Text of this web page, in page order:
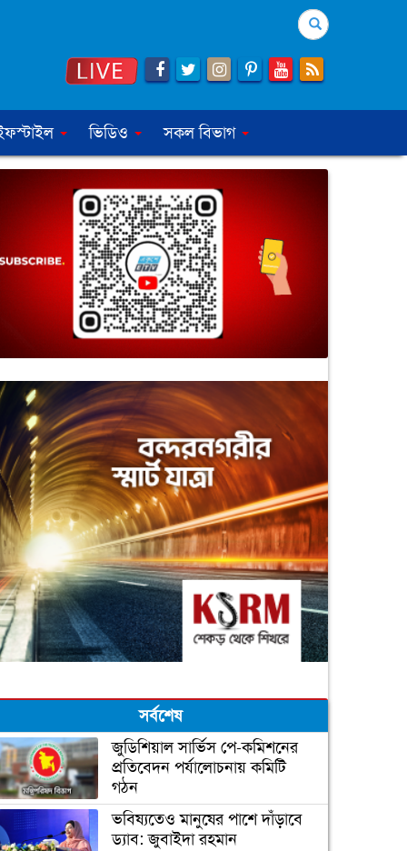
Search
ভিডিও সকল বিভাগ
সর্বশেষ
জুডিশিয়াল সার্ভিস পে-কমিশনের
প্রতিবেদন পর্যালোচনায় কমিটি
গঠন
ভবিষ্যতেও মানুষের পাশে দাঁড়াবে
ড্যাব: জুবাইদা রহমান